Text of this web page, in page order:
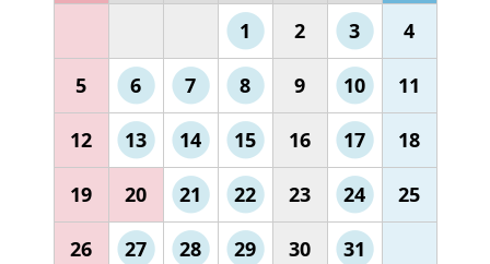
1
2 3 4
5 6 7 8 9 10 11
12 13 14 15 16 17 18
19 20 21 22 23 24 25
26 27 28 29 30 31